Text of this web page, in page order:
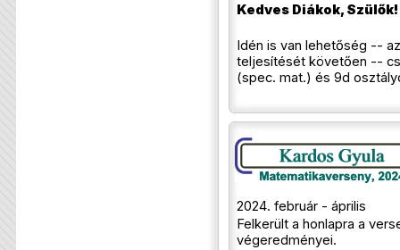
Kedves Diákok, Szülők!
Idén is van lehetőség --
teljesítését követően --
(spec. mat.) és 9d
2024. február - április
Felkerült a honlapra a
végeredményei.